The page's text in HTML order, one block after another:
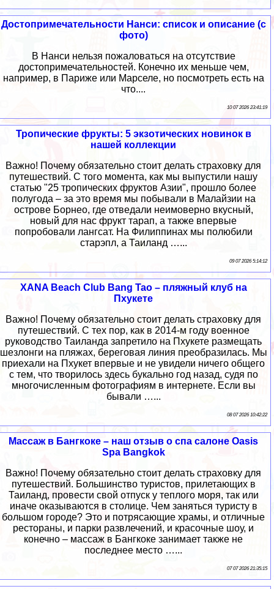
Достопримечательности Нанси: список и описание (с
фото)
В Нанси нельзя пожаловаться на отсутствие
достопримечательностей. Конечно их меньше чем,
например, в Париже или Марселе, но посмотреть есть на
что....
10 07 2026 23:41:19
Тропические фрукты: 5 экзотических новинок в
нашей коллекции
Важно! Почему обязательно стоит делать страховку для
путешествий. С того момента, как мы выпустили нашу
статью "25 тропических фруктов Азии", прошло более
полугода – за это время мы побывали в Малайзии на
острове Борнео, где отведали неимоверно вкусный,
новый для нас фрукт тарап, а также впервые
попробовали лангсат. На Филиппинах мы полюбили
старэпл, а Таиланд …...
09 07 2026 5:14:12
XANA Beach Club Bang Tao – пляжный клуб на
Пхукете
Важно! Почему обязательно стоит делать страховку для
путешествий. С тех пор, как в 2014-м году военное
руководство Таиланда запретило на Пхукете размещать
шезлонги на пляжах, береговая линия преобразилась. Мы
приехали на Пхукет впервые и не увидели ничего общего
с тем, что творилось здесь букально год назад, судя по
многочисленным фотографиям в интернете. Если вы
бывали …...
08 07 2026 10:42:22
Массаж в Бангкоке – наш отзыв о спа салоне Oasis
Spa Bangkok
Важно! Почему обязательно стоит делать страховку для
путешествий. Большинство туристов, прилетающих в
Таиланд, провести свой отпуск у теплого моря, так или
иначе оказываются в столице. Чем заняться туристу в
большом городе? Это и потрясающие храмы, и отличные
рестораны, и парки развлечений, и красочные шоу, и
конечно – массаж в Бангкоке занимает также не
последнее место …...
07 07 2026 21:35:15